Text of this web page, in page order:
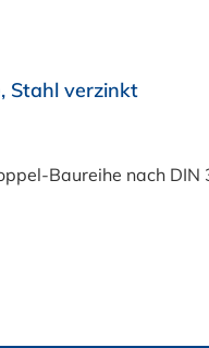
Stahl verzinkt
Baureihe nach DIN